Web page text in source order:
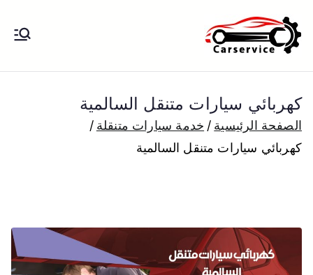
إلى
المحتوى
الكويت
بنشر متنقل الكويت كهرباء وبنشر تبديل
بارخص الاسعار
كهربائي سيارات متنقل السالمية
الصفحة الرئيسية
خدمة سيارات متنقلة
كهربائي سيارات متنقل السالمية